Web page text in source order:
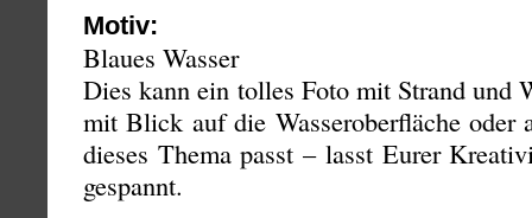
Motiv:
Blaues Wasser
Dies kann ein tolles Foto mit Strand und
mit Blick auf die Wasseroberfläche oder
dieses Thema passt – lasst Eurer
gespannt.